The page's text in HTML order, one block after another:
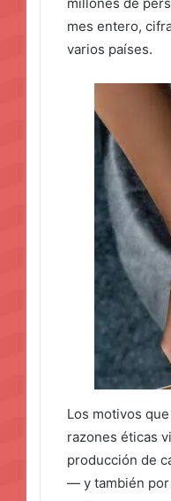
mes entero,
varios países.
Los motivos
razones éticas
producción de
— y también por